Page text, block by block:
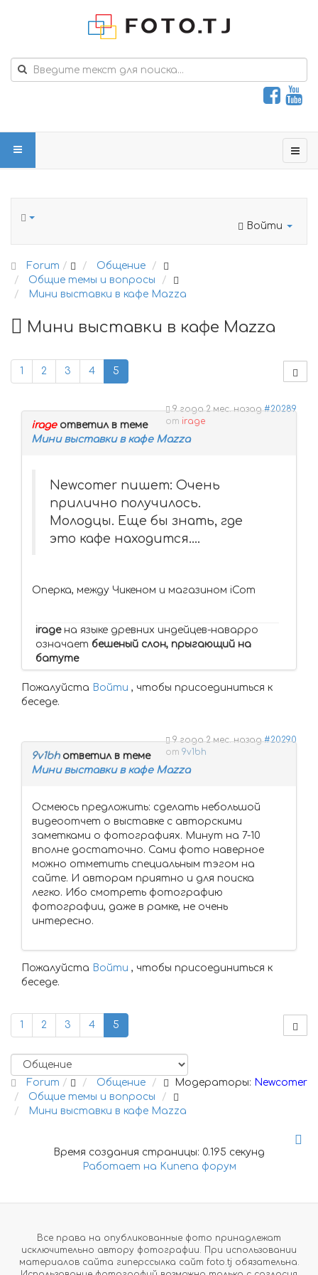
Войти
Forum
Общение
Общие темы и вопросы
Мини выставки в кафе Mazza
Мини выставки в кафе Mazza
1 2 3 4 5
9 года 2 мес. назад #20289
от irage
irageответил в теме
Мини выставки в кафе Mazza
Newcomer пишет: Очень
прилично получилось.
Молодцы. Еще бы знать, где
это кафе находится....
Оперка, между Чикеном и магазином iCom
irageна языке древних индейцев-наварро
означает бешеный слон, прыгающий на
батуте
Пожалуйста Войти , чтобы присоединиться к
беседе.
9 года 2 мес. назад #20290
от 9v1bh
9v1bhответил в теме
Мини выставки в кафе Mazza
Осмеюсь предложить: сделать небольшой
видеоотчет о выставке с авторскими
заметками о фотографиях. Минут на 7-10
вполне достаточно. Сами фото наверное
можно отметить специальным тэгом на
сайте. И авторам приятно и для поиска
легко. Ибо смотреть фотографию
фотографии, даже в рамке, не очень
интересно.
Пожалуйста Войти , чтобы присоединиться к
беседе.
1 2 3 4 5
Модераторы: Newcomer
Forum
Общение
Общие темы и вопросы
Мини выставки в кафе Mazza
Время создания страницы: 0.195 секунд
Работает на Kunena форум
Все права на опубликованные фото принадлежат
исключительно автору фотографии. При использовании
материалов сайта гиперссылка сайт foto.tj обязательна.